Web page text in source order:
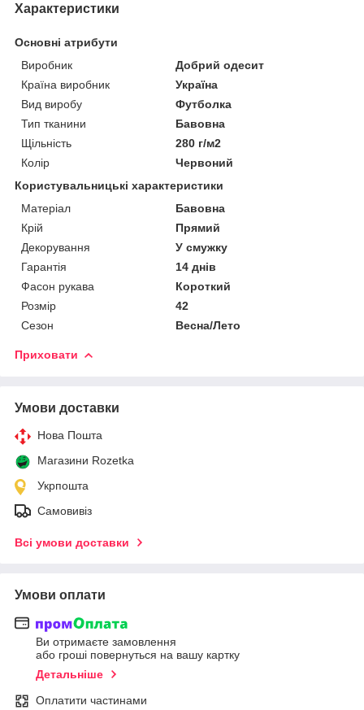
Характеристики
Основні атрибути
Виробник
Добрий одесит
Країна виробник
Україна
Вид виробу
Футболка
Тип тканини
Бавовна
Щільність
280 г/м2
Колір
Червоний
Користувальницькі характеристики
Матеріал
Бавовна
Крій
Прямий
Декорування
У смужку
Гарантія
14 днів
Фасон рукава
Короткий
Розмір
42
Сезон
Весна/Лето
Приховати
Умови доставки
Нова Пошта
Магазини Rozetka
Укрпошта
Самовивіз
Всі умови доставки
Умови оплати
Ви отримаєте замовлення
або гроші повернуться на вашу картку
Детальніше
Оплатити частинами